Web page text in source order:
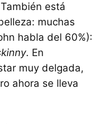
está
muchas
habla del 60%):
. En
muy delgada,
ahora se lleva